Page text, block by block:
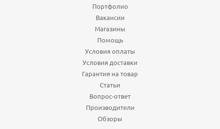
Портфолио
Вакансии
Магазины
Помощь
Условия оплаты
Условия доставки
Гарантия на товар
Статьи
Вопрос-ответ
Производители
Обзоры